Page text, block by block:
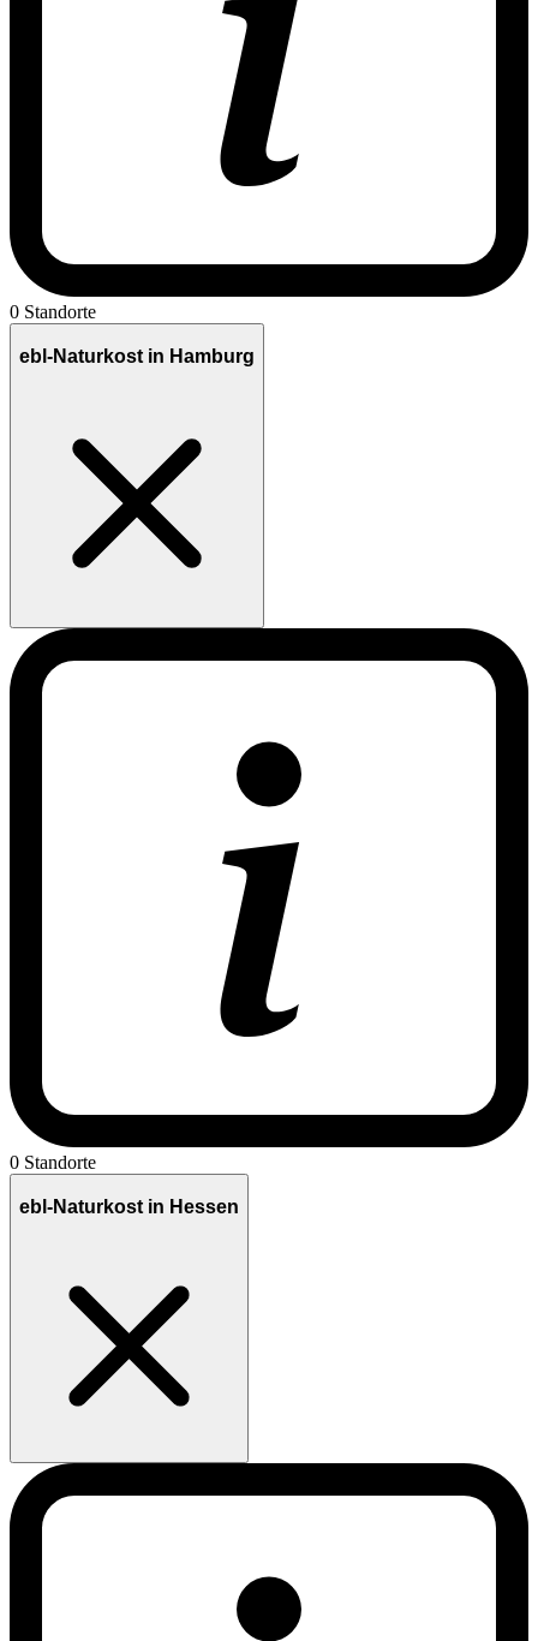
0 Standorte
ebl-Naturkost in Hamburg
0 Standorte
ebl-Naturkost in Hessen